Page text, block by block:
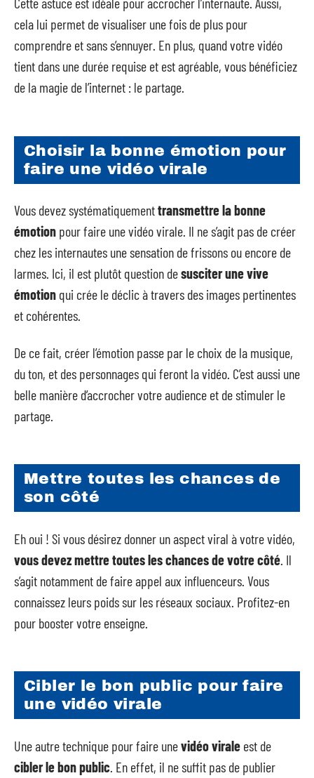
cela lui permet de visualiser une fois de plus pour
comprendre et sans s’ennuyer. En plus, quand votre vidéo
tient dans une durée requise et est agréable, vous bénéficiez
de la magie de l’internet : le partage.
Choisir la bonne émotion pour
faire une vidéo virale
Vous devez systématiquementtransmettre la bonne
émotion pour faire une vidéo virale. Il ne s’agit pas de créer
chez les internautes une sensation de frissons ou encore de
larmes. Ici, il est plutôt question desusciter une vive
émotion qui crée le déclic à travers des images pertinentes
et cohérentes.
De ce fait, créer l’émotion passe par le choix de la musique,
du ton, et des personnages qui feront la vidéo. C’est aussi une
belle manière d’accrocher votre audience et de stimuler le
partage.
Mettre toutes les chances de
son côté
Eh oui ! Si vous désirez donner un aspect viral à votre vidéo,
vous devez mettre toutes les chances de votre côté . Il
s’agit notamment de faire appel aux influenceurs. Vous
connaissez leurs poids sur les réseaux sociaux. Profitez-en
pour booster votre enseigne.
Cibler le bon public pour faire
une vidéo virale
Une autre technique pour faire unevidéo virale est de
cibler le bon public . En effet, il ne suffit pas de publier